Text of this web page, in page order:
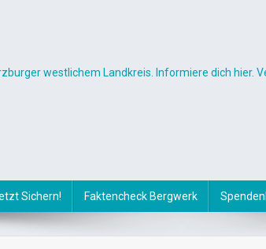
westlichem Landkreis. Informiere dich hier.
Sichern! Faktencheck Bergwerk